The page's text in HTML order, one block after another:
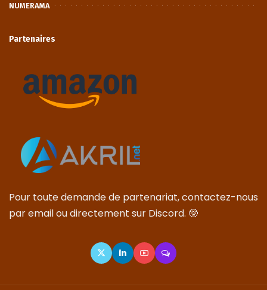
NUMERAMA
Partenaires
Pour toute demande de partenariat, contactez-nous
par email ou directement sur Discord. 🤓